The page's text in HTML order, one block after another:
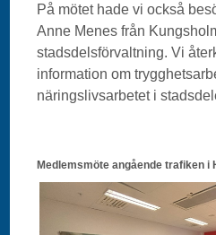
På mötet hade vi också
Anne Menes från
stadsdelsförvaltning. Vi
information om
näringslivsarbetet i
Medlemsmöte angående trafiken i